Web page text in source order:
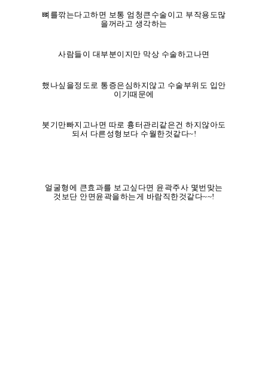
뼈를깎는다고하면 보통 엄청큰수술이고 부작용도많
을꺼라고 생각하는
사람들이 대부분이지만 막상 수술하고나면
했나싶을정도로 통증은심하지않고 수술부위도 입안
이기때문에
붓기만빠지고나면 따로 흉터관리같은건 하지않아도
되서 다른성형보다 수월한것같다~!
얼굴형에 큰효과를 보고싶다면 윤곽주사 몇번맞는
것보단 안면윤곽을하는게 바람직한것같다~~!